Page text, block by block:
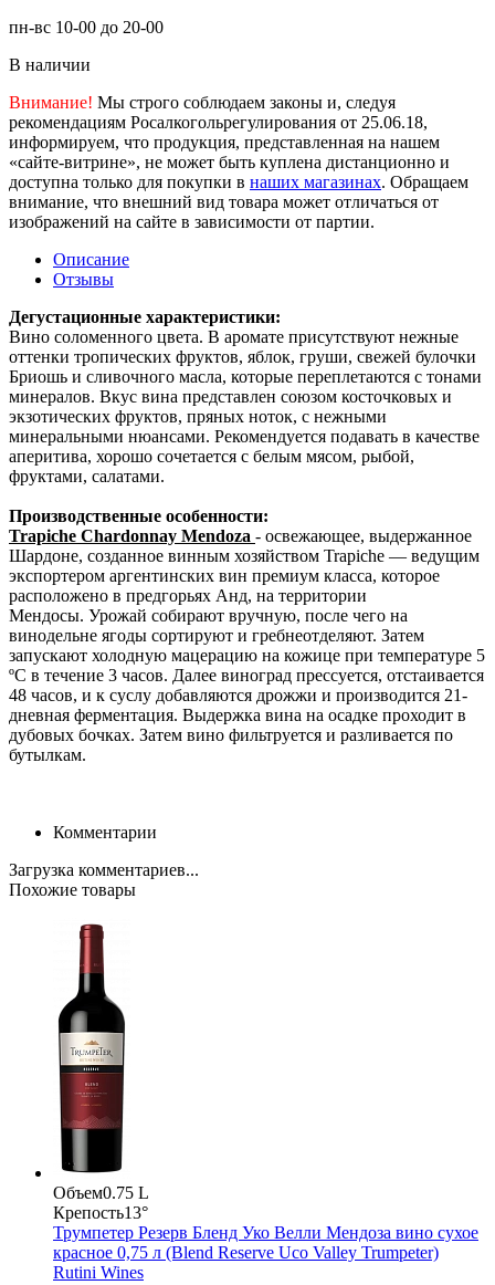
пн-вс 10-00 до 20-00
В наличии
Внимание! Мы строго соблюдаем законы и, следуя
рекомендациям Росалкогольрегулирования от 25.06.18,
информируем, что продукция, представленная на нашем
«сайте-витрине», не может быть куплена дистанционно и
доступна только для покупки в наших магазинах. Обращаем
внимание, что внешний вид товара может отличаться от
изображений на сайте в зависимости от партии.
Описание
Отзывы
Дегустационные характеристики:
Вино соломенного цвета. В аромате присутствуют нежные
оттенки тропических фруктов, яблок, груши, свежей булочки
Бриошь и сливочного масла, которые переплетаются с тонами
минералов. Вкус вина представлен союзом косточковых и
экзотических фруктов, пряных ноток, с нежными
минеральными нюансами. Рекомендуется подавать в качестве
аперитива, хорошо сочетается с белым мясом, рыбой,
фруктами, салатами.
Производственные особенности:
Trapiche Chardonnay Mendoza - освежающее, выдержанное
Шардоне, созданное винным хозяйством Trapiche — ведущим
экспортером аргентинских вин премиум класса, которое
расположено в предгорьях Анд, на территории
Мендосы. Урожай собирают вручную, после чего на
винодельне ягоды сортируют и гребнеотделяют. Затем
запускают холодную мацерацию на кожице при температуре 5
ºС в течение 3 часов. Далее виноград прессуется, отстаивается
48 часов, и к суслу добавляются дрожжи и производится 21-
дневная ферментация. Выдержка вина на осадке проходит в
дубовых бочках. Затем вино фильтруется и разливается по
бутылкам.
Комментарии
Загрузка комментариев...
Похожие товары
Объем0.75 L
Крепость13°
Трумпетер Резерв Бленд Уко Велли Мендоза вино сухое
красное 0,75 л (Blend Reserve Uco Valley Trumpeter)
Rutini Wines